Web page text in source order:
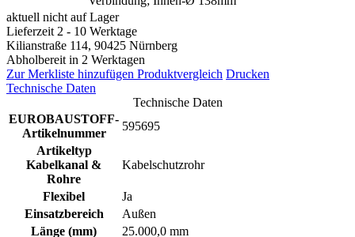
aktuell nicht auf Lager
Lieferzeit 2 - 10 Werktage
Kilianstraße 114, 90425 Nürnberg
Abholbereit in 2 Werktagen
Zur Merkliste hinzufügen Produktvergleich Drucken
Technische Daten
Technische Daten
EUROBAUSTOFF-
Artikelnummer
595695
Artikeltyp
Kabelkanal &
Rohre
Kabelschutzrohr
Flexibel
Ja
Einsatzbereich
Außen
Länge (mm)
25.000,0 mm